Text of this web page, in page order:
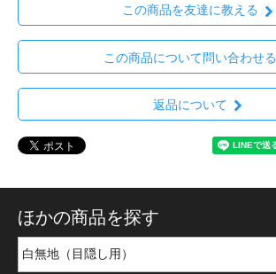
この商品を友達に教える
この商品について問い合わせる
返品について
ほかの商品を探す